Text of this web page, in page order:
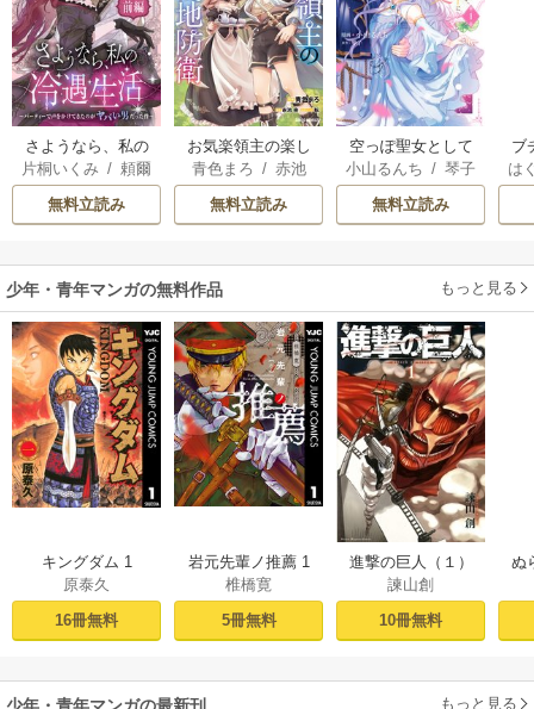
さようなら、私の
冷遇生活 ～パーテ
ィーで声をかけて
きたのがヤバい男
片桐いくみ / 頼爾
無料立読み
お気楽領主の楽し
い領地防衛
青色まろ / 赤池
宗/転
無料立読み
空っぽ聖女として
捨てられたはず
が、嫁ぎ先の皇帝
陛下に溺愛されて
小山るんち /琴子
無料立読み
ブ
復
は
少年・青年マンガの無料作品 もっと見る
キングダム 1
原泰久
16冊無料
岩元先輩ノ推薦 1
椎橋寛
5冊無料
進撃の巨人（１）
諫山創
10冊無料
ぬ
少年・青年マンガの最新刊 もっと見る